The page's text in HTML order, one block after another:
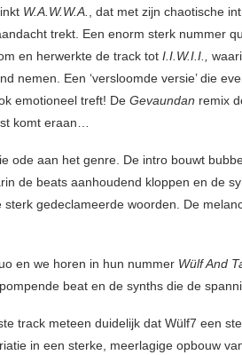
W.A.W.W.A., dat met zijn chaotische
trekt. Een enorm sterk nummer
en herwerkte de track tot I.I.W.I.I.,
nemen. Een ‘versloomde versie’ die
emotioneel treft! De Gevaundan remix
komt eraan…
ode aan het genre. De intro bouwt
de beats aanhoudend kloppen en de
gedeclameerde woorden. De
en we horen in hun nummer Wülf And
beat en de synths die de
track meteen duidelijk dat Wülf7 een
in een sterke, meerlagige opbouw